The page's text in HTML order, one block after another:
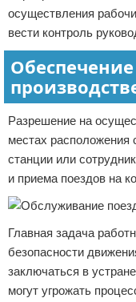
осуществления
вести контроль
Разрешение на
местах
станции или
и приема поездов на
Главная задача
безопасности
заключаться в
могут угрожать